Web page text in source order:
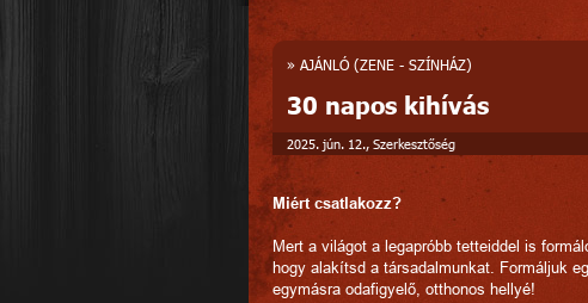
» AJÁNLÓ (ZENE - SZÍNHÁZ)
30 napos kihívás
2025. jún. 12., Szerkesztőség
Miért csatlakozz?
Mert a világot a legapróbb tetteiddel is
hogy alakítsd a társadalmunkat. Formáljuk
egymásra odafigyelő, otthonos hellyé!